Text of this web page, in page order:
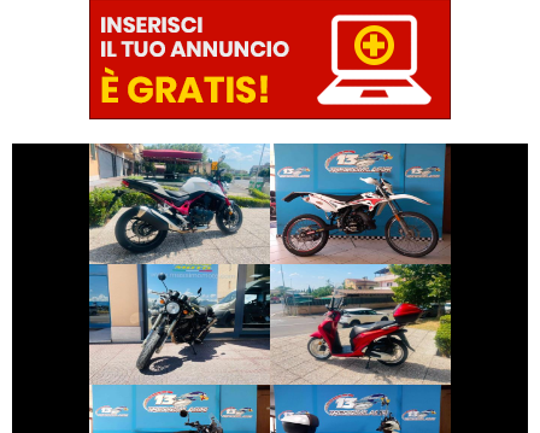
HONDA HORNET
€ 5.990 €
BETAMOTOR
ENDURO
€ 1.990 €
SWM GRAN-
MILANO
€ 2.350 €
HONDA SH
€ 2.490 €
€ 8.190 € € 2.990 €